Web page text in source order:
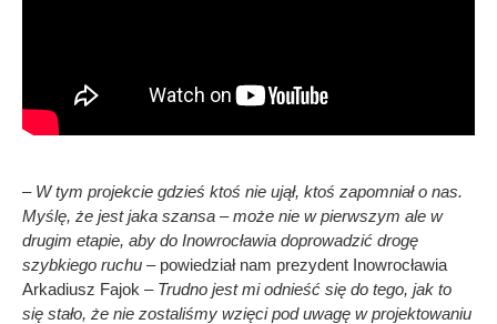
– W tym projekcie gdzieś ktoś nie ujął, ktoś zapomniał o nas.
Myślę, że jest jaka szansa – może nie w pierwszym ale w
drugim etapie, aby do Inowrocławia doprowadzić drogę
szybkiego ruchu –powiedział nam prezydent Inowrocławia
Arkadiusz Fajok – Trudno jest mi odnieść się do tego, jak to
się stało, że nie zostaliśmy wzięci pod uwagę w projektowaniu